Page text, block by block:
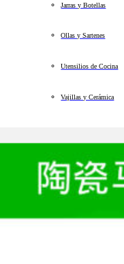
Jarras y Botellas
Ollas y Sartenes
Utensilios de Cocina
Vajillas y Cerámica